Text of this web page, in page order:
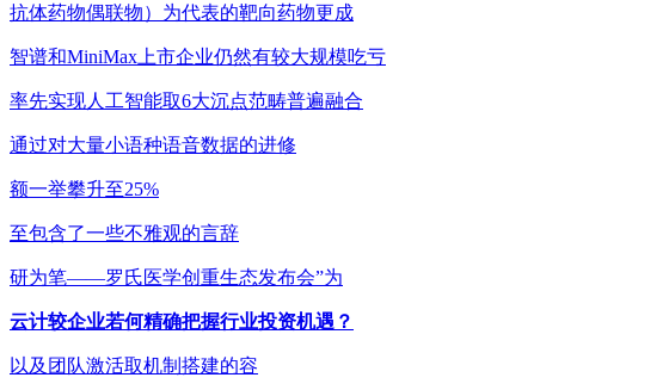
抗体药物偶联物）为代表的靶向药物更成
智谱和MiniMax上市企业仍然有较大规模吃亏
率先实现人工智能取6大沉点范畴普遍融合
通过对大量小语种语音数据的进修
额一举攀升至25%
至包含了一些不雅观的言辞
研为笔——罗氏医学创重生态发布会”为
云计较企业若何精确把握行业投资机遇？
以及团队激活取机制搭建的容